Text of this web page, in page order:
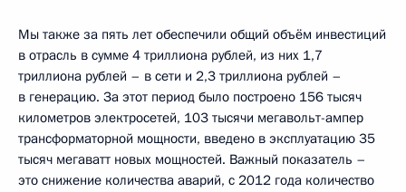
Мы также за пять лет обеспечили общий объём инвестиций
в отрасль в сумме 4 триллиона рублей, из них 1,7
триллиона рублей – в сети и 2,3 триллиона рублей –
в генерацию. За этот период было построено 156 тысяч
километров электросетей, 103 тысячи мегавольт-ампер
трансформаторной мощности, введено в эксплуатацию 35
тысяч мегаватт новых мощностей. Важный показатель –
это снижение количества аварий, с 2012 года количество